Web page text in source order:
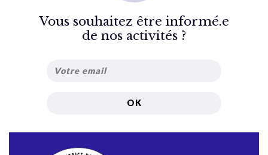
Vous souhaitez être informé.e
de nos activités ?